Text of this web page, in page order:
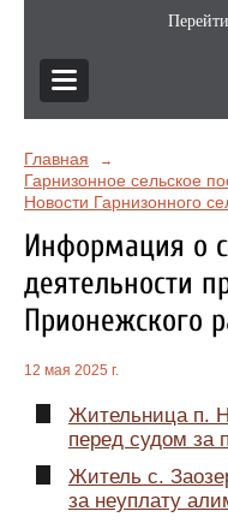
Главная →
Гарнизонное сельское
Новости Гарнизонного
Информация о
деятельности
Прионежского
12 мая 2025 г.
Жительница п.
перед судом за
Житель с.
за неуплату